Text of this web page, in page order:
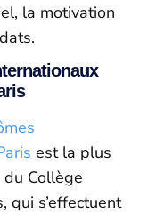
la motivation
est la plus
Collège
qui s’effectuent